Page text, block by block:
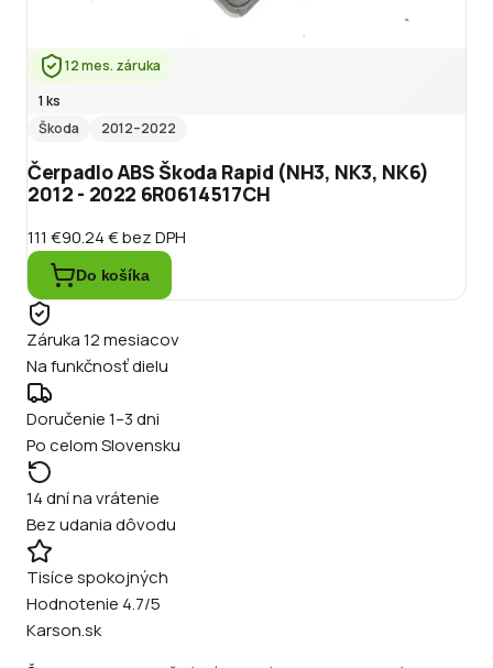
12 mes. záruka
1 ks
Škoda
2012–2022
Čerpadlo ABS Škoda Rapid (NH3, NK3, NK6)
2012 - 2022 6R0614517CH
111 €90.24 €bez DPH
Do košíka
Záruka 12 mesiacov
Na funkčnosť dielu
Doručenie 1–3 dni
Po celom Slovensku
14 dní na vrátenie
Bez udania dôvodu
Tisíce spokojných
Hodnotenie 4.7/5
Karson.sk